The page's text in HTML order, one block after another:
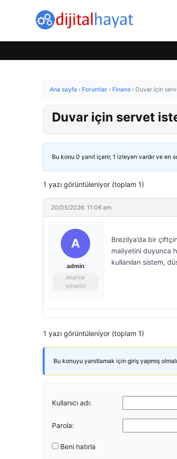
Ana sayfa › Forumlar › Finans › Duvar için
Duvar için servet
Bu konu 0 yanıt içerir, 1 izleyen vardır ve en
1 yazı görüntüleniyor (toplam 1)
20/05/2026: 11:06 am
A
admin
Anahtar
yönetici
Brezilya’da bir
maliyetini duyunca
kullanılan sistem,
1 yazı görüntüleniyor (toplam 1)
Bu konuyu yanıtlamak için giriş yapmış
Kullanıcı adı:
Parola:
Beni hatırla